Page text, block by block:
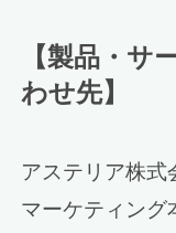
【製品・サ
わせ先】
アステリア株式
マーケティング